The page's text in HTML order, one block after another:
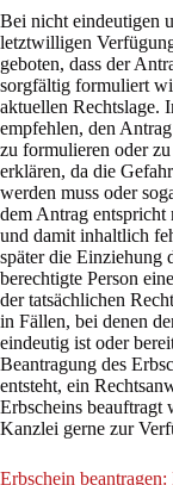
Bei nicht eindeutigen
letztwilligen
geboten, dass der
sorgfältig formuliert
aktuellen Rechtslage.
empfehlen, den
zu formulieren oder
erklären, da die
werden muss oder
dem Antrag entspricht
und damit inhaltlich
später die Einziehung
berechtigte Person
der tatsächlichen
in Fällen, bei denen
eindeutig ist oder
Beantragung des
entsteht, ein
Erbscheins beauftragt
Kanzlei gerne zur
Erbschein